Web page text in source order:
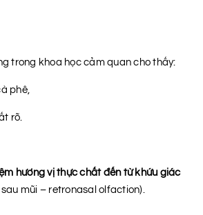
trong khoa học cảm quan cho thấy:
phê,
rõ.
hương vị thực chất đến từ khứu giác
mũi – retronasal olfaction).